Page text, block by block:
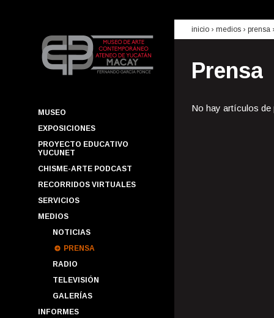
MUSEO
EXPOSICIONES
PROYECTO EDUCATIVO
YUCUNET
CHISME-ARTE PODCAST
RECORRIDOS VIRTUALES
SERVICIOS
MEDIOS
NOTICIAS
PRENSA
RADIO
TELEVISIÓN
GALERÍAS
INFORMES
inicio › medios › prensa
Prensa
No hay artículos de